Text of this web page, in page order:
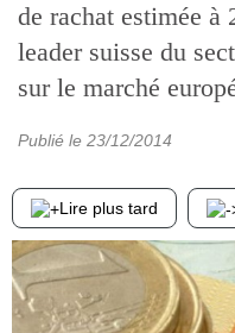
de rachat estimée
leader suisse du
sur le marché
Publié le 23/12/2014
Lire plus tard